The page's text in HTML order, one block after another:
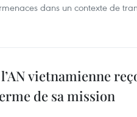
dans un contexte de
vietnamienne
de sa mission